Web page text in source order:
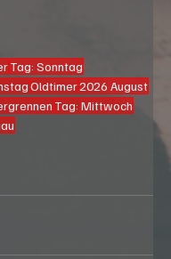
Tag: Sonntag
Oldtimer2026 August
Tag: Mittwoch